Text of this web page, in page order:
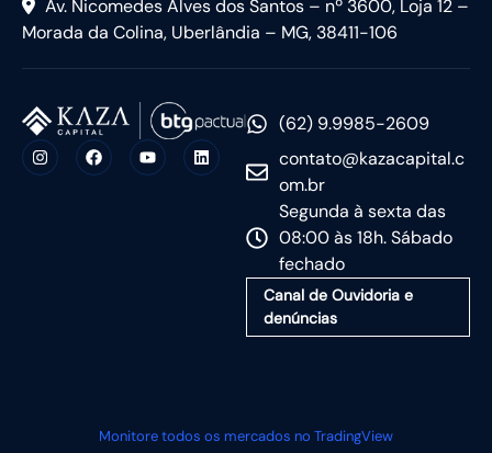
Av. Nicomedes Alves dos Santos – nº 3600, Loja 12 –
Morada da Colina, Uberlândia – MG, 38411-106
(62) 9.9985-2609
contato@kazacapital.c
om.br
Segunda à sexta das
08:00 às 18h. Sábado
fechado
Canal de Ouvidoria e
denúncias
Monitore todos os mercados no TradingView